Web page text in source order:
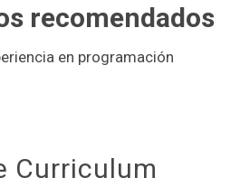
recomendados
en programación
Curriculum